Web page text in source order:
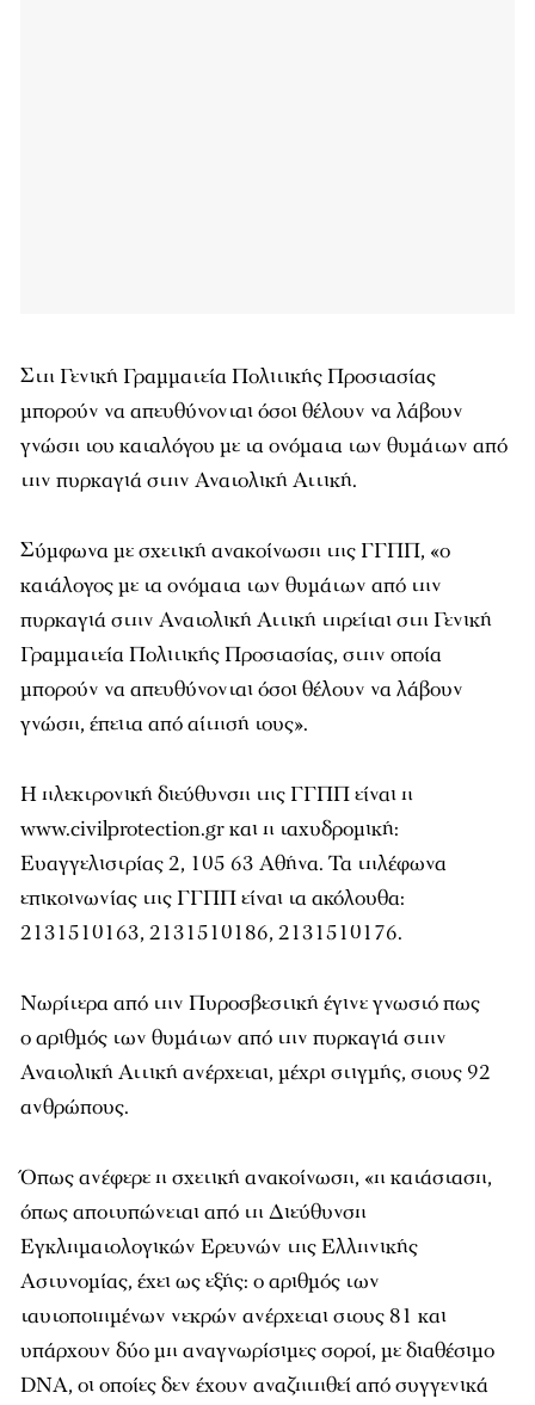
Στη Γενική Γραμματεία Πολιτικής Προστασίας
μπορούν να απευθύνονται όσοι θέλουν να λάβουν
γνώση του καταλόγου με τα ονόματα των θυμάτων από
την πυρκαγιά στην Ανατολική Αττική.
Σύμφωνα με σχετική ανακοίνωση της ΓΓΠΠ, «ο
κατάλογος με τα ονόματα των θυμάτων από την
πυρκαγιά στην Ανατολική Αττική τηρείται στη Γενική
Γραμματεία Πολιτικής Προστασίας, στην οποία
μπορούν να απευθύνονται όσοι θέλουν να λάβουν
γνώση, έπειτα από αίτησή τους».
Η ηλεκτρονική διεύθυνση της ΓΓΠΠ είναι η
www.civilprotection.gr και η ταχυδρομική:
Ευαγγελιστρίας 2, 105 63 Αθήνα. Τα τηλέφωνα
επικοινωνίας της ΓΓΠΠ είναι τα ακόλουθα:
2131510163, 2131510186, 2131510176.
Νωρίτερα από την Πυροσβεστική έγινε γνωστό πως
ο αριθμός των θυμάτων από την πυρκαγιά στην
Ανατολική Αττική ανέρχεται, μέχρι στιγμής, στους 92
ανθρώπους.
Όπως ανέφερε η σχετική ανακοίνωση, «η κατάσταση,
όπως αποτυπώνεται από τη Διεύθυνση
Εγκληματολογικών Ερευνών της Ελληνικής
Αστυνομίας, έχει ως εξής: ο αριθμός των
ταυτοποιημένων νεκρών ανέρχεται στους 81 και
υπάρχουν δύο μη αναγνωρίσιμες σοροί, με διαθέσιμο
DNA, οι οποίες δεν έχουν αναζητηθεί από συγγενικά